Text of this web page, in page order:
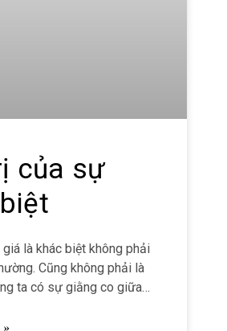
của sự
là khác biệt không phải
Cũng không phải là
ta có sự giằng co giữa